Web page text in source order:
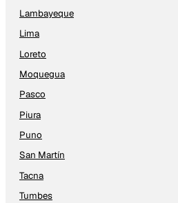
Lambayeque
Lima
Loreto
Moquegua
Pasco
Piura
Puno
San Martín
Tacna
Tumbes